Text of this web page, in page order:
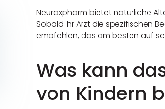
Neuraxpharm bietet natürliche
Sobald Ihr Arzt die spezifischen
empfehlen, das am besten auf
Was kann
von Kindern